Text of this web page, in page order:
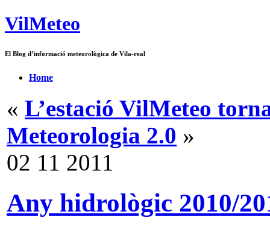
VilMeteo
El Blog d’informació meteorològica de Vila-real
Home
« L’estació VilMeteo
Meteorologia 2.0 »
02 11 2011
Any hidrològic 2010/